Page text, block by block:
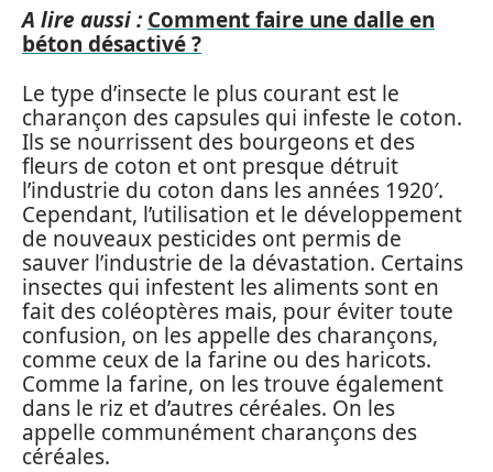
A lire aussi : Comment faire une dalle en
béton désactivé ?
Le type d’insecte le plus courant est le
charançon des capsules qui infeste le coton.
Ils se nourrissent des bourgeons et des
fleurs de coton et ont presque détruit
l’industrie du coton dans les années 1920′.
Cependant, l’utilisation et le développement
de nouveaux pesticides ont permis de
sauver l’industrie de la dévastation. Certains
insectes qui infestent les aliments sont en
fait des coléoptères mais, pour éviter toute
confusion, on les appelle des charançons,
comme ceux de la farine ou des haricots.
Comme la farine, on les trouve également
dans le riz et d’autres céréales. On les
appelle communément charançons des
céréales.